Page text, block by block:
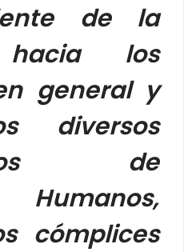
de la
hacia los
general y
diversos
de
Humanos,
cómplices